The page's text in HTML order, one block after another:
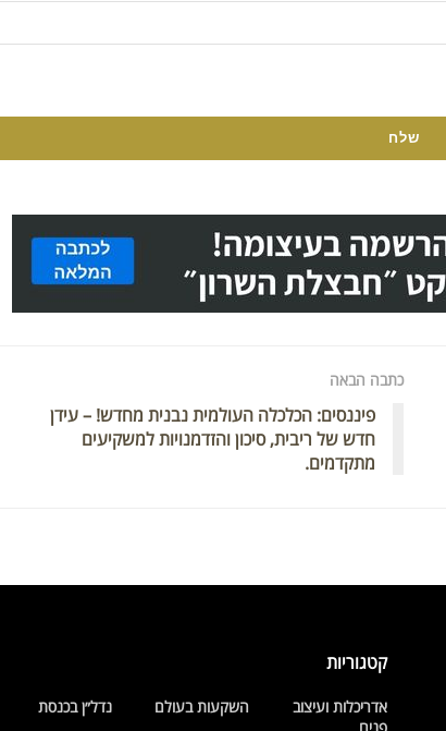
כתבה הבאה
פיננסים: הכלכלה העולמית נבנית מחדש! – עידן
חדש של ריבית, סיכון והזדמנויות למשקיעים
מתקדמים.
קטגוריות
אדריכלות ועיצוב
השקעות בעולם
נדל״ן בכנסת